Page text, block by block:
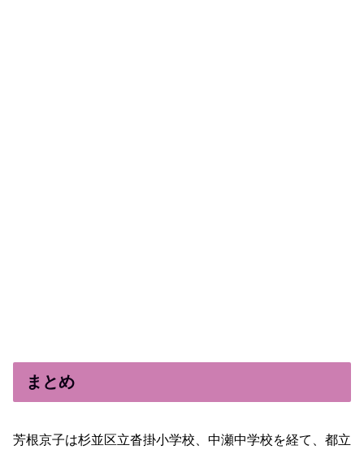
まとめ
芳根京子は杉並区立沓掛小学校、中瀬中学校を経て、都立